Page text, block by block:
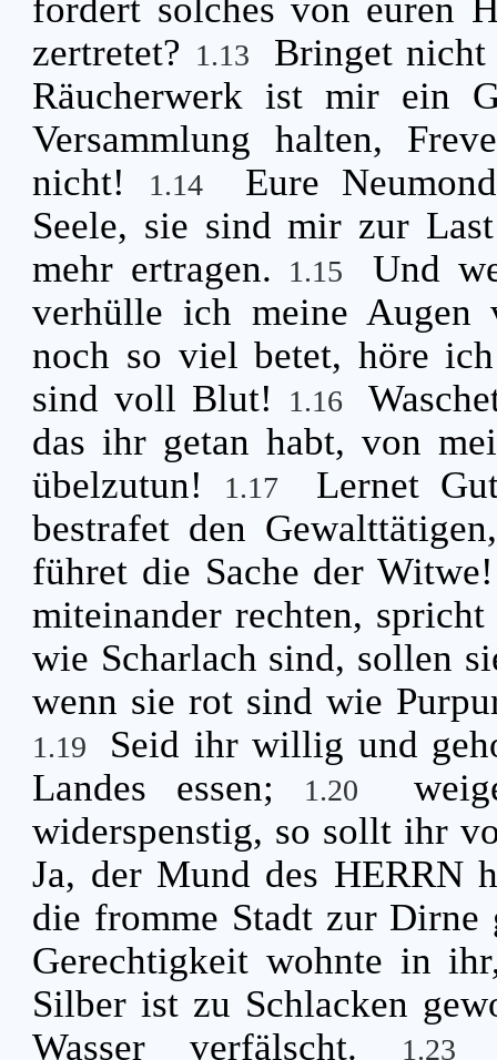
fordert solches von euren
zertretet? 1.13
Bringet nicht
Räucherwerk ist mir ein
Versammlung halten,
nicht!
1.14
Eure
Seele, sie sind mir zur
mehr ertragen.
1.15
Und
verhülle ich meine
noch so viel betet, höre
sind voll Blut!
1.16
das ihr getan habt, von
übelzutun!
1.17
Lernet
bestrafet den
führet die Sache der
miteinander rechten,
wie Scharlach sind, sollen
wenn sie rot sind wie
1.19
Seid ihr willig und
Landes essen;
1.20
widerspenstig, so sollt ihr
Ja, der Mund des HERRN
die fromme Stadt zur
Gerechtigkeit wohnte in
Silber ist zu Schlacken
Wasser verfälscht.